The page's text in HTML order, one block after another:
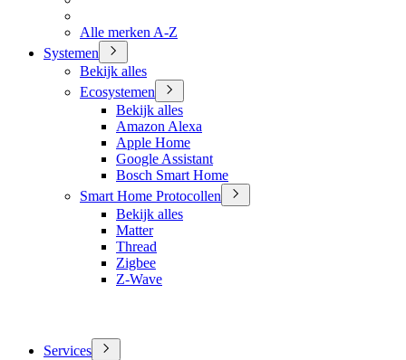
Alle merken A-Z
Systemen
Bekijk alles
Ecosystemen
Bekijk alles
Amazon Alexa
Apple Home
Google Assistant
Bosch Smart Home
Smart Home Protocollen
Bekijk alles
Matter
Thread
Zigbee
Z-Wave
Services